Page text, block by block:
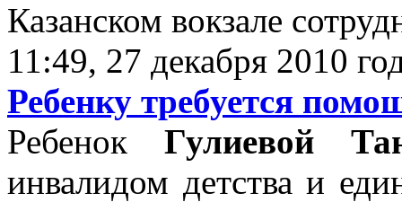
Казанском вокзале
11:49, 27 декабря 2010
Ребенку требуется
Ребенок Гулиевой
инвалидом детства и